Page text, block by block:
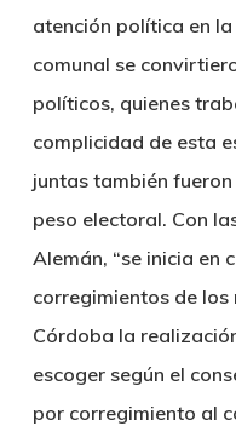
atención política en
comunal se
políticos, quienes
complicidad de esta
juntas también
peso electoral. Con
Alemán, “se inicia en
corregimientos de
Córdoba la
escoger según el
por corregimiento al